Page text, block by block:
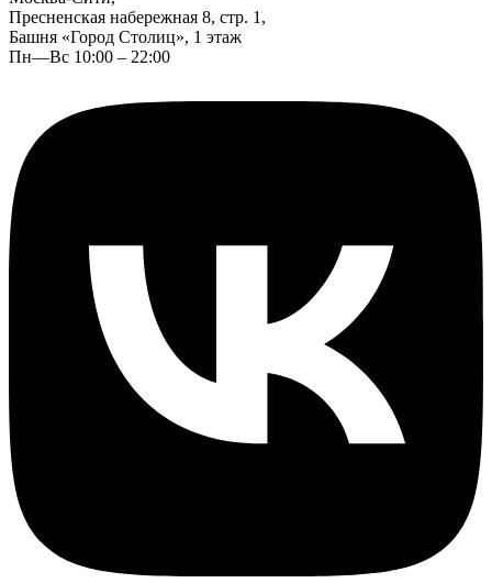
Пресненская набережная 8, стр. 1,
Башня «Город Столиц», 1 этаж
Пн—Вс 10:00 – 22:00